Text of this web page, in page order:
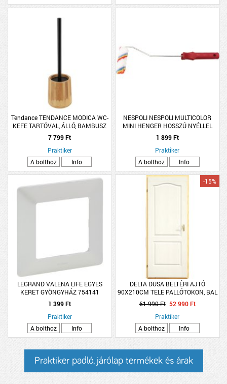
Tendance TENDANCE MODICA WC-
KEFE TARTÓVAL, ÁLLÓ, BAMBUSZ
7 799 Ft
Praktiker
A bolthoz
Info
NESPOLI NESPOLI MULTICOLOR
MINI HENGER HOSSZÚ NYÉLLEL
110MM DISZPERZIÓS
FESTÉKEKHEZ
1 899 Ft
Praktiker
A bolthoz
Info
LEGRAND VALENA LIFE EGYES
KERET GYÖNGYHÁZ 754141
1 399 Ft
Praktiker
A bolthoz
Info
DELTA DUSA BELTÉRI AJTÓ
90X210CM TELE PALLÓTOKON, BAL
(260546)
-15%
61 990 Ft 52 990 Ft
Praktiker
A bolthoz
Info
Praktiker padló, járólap termékek és árak